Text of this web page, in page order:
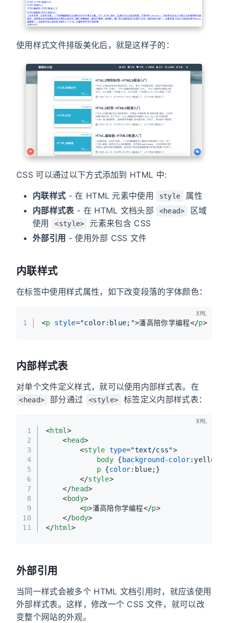
使用样式文件排版美化后，就是这样子的：
CSS 可以通过以下方式添加到 HTML 中:
内联样式 - 在 HTML 元素中使用 style
属性
内部样式表- 在 HTML 文档头部 <head>
区域
使用
<style>
元素来包含 CSS
外部引用 - 使用外部 CSS 文件
内联样式
在标签中使用样式属性，如下改变段落的字体颜色：
1 <p style="color:blue;">潘高陪你学编程</p>
XML
内部样式表
对单个文件定义样式，就可以使用内部样式表。在
<head> 部分通过 <style> 标签定义内部样式表：
1
2
3
4
5
6
7
8
9
10
11
<html>
<head>
<style type="text/css">
body { background-color:yellow;}
p {color:blue;}
</style>
</head>
<body>
<p>潘高陪你学编程</p>
</body>
</html>
XML
外部引用
当同一样式会被多个 HTML 文档引用时，就应该使用
外部样式表。这样，修改一个 CSS 文件，就可以改
变整个网站的外观。